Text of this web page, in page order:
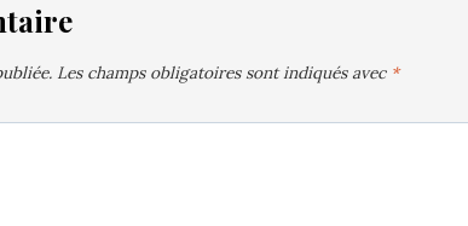
Les champs obligatoires sont indiqués avec *